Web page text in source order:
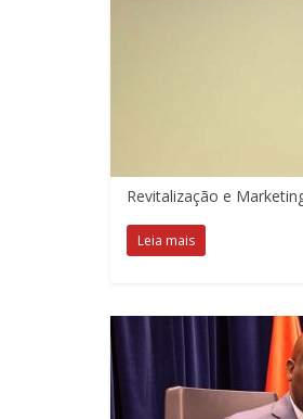
Revitalização e
Leia mais